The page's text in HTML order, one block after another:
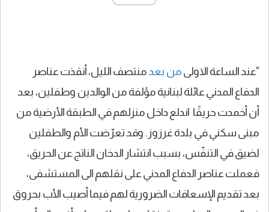
"عند الساعة الاولى من بعد منتصف الليل، أنقذت عناصر
الدفاع المدني عائلة لبنانية مؤلفة من الوالدين وطفلين، بعد
أن أخمدت حريقًا اندلع داخل منزلهم في الطبقة الأرضية من
مبنى سكني في بلدة غرزوز. وقد تعرّضت الأم والطفلين
لضيق في التنفّس، بسبب انتشار الدخان الناتج عن الحريق،
فعملت عناصر الدفاع المدني على نقلهم الى المستشفى،
بعد تقديم الإسعافات الضرورية لهم فيما أصيب الأب بحروق